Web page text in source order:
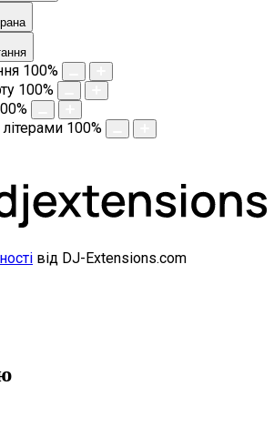
100%
100%
%
100%
від DJ-Extensions.com